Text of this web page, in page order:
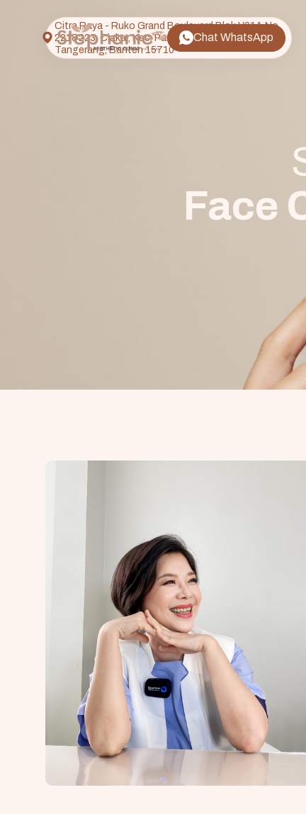
Citra Raya - Ruko Grand Boulevard Blok V01A No.
221&223, Ciakar, Kec. Panongan, Kabupaten
Tangerang, Banten 15710
Chat WhatsApp
Face